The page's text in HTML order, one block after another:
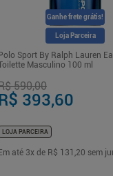
Ganhe frete grátis!
Loja Parceira
Polo Sport By Ralph Lauren
Masculino 100 ml
590,00
393,60
LOJA PARCEIRA
Em até 3x de R$ 131,20 sem